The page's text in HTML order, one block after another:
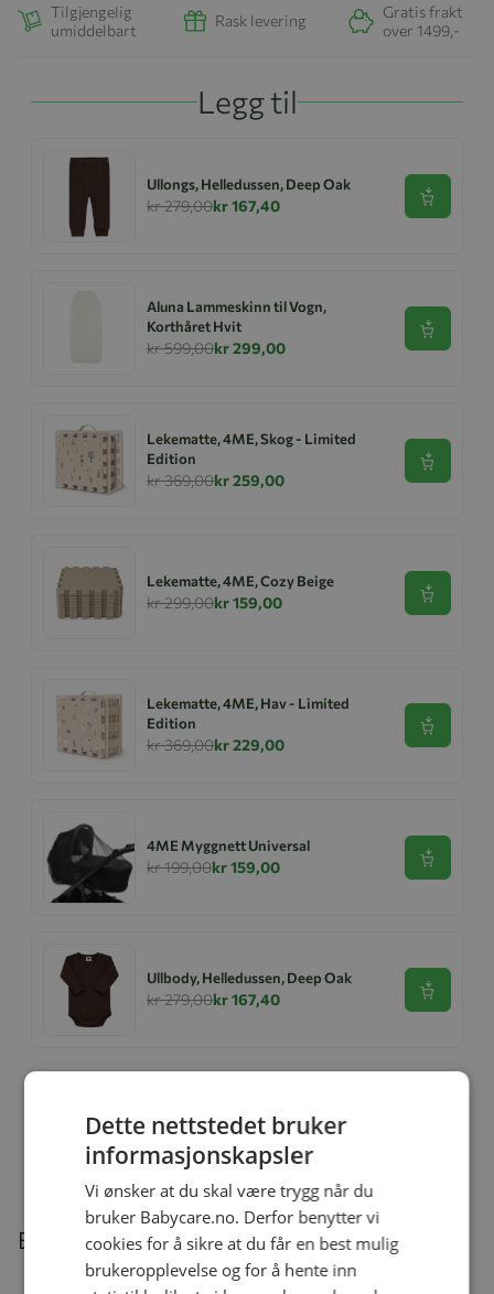
Tilgjengelig
umiddelbart
Rask levering
Gratis frakt
over 1499,-
Legg til
Ullongs, Helledussen, Deep Oak
kr 279,00kr 167,40 Se
Aluna Lammeskinn til Vogn,
Korthåret Hvit
kr 599,00kr 299,00
Se
Lekematte, 4ME, Skog - Limited
Edition
kr 369,00kr 259,00
Se
Lekematte, 4ME, Cozy Beige
kr 299,00kr 159,00 Se
Lekematte, 4ME, Hav - Limited
Edition
kr 369,00kr 229,00
Se
4ME Myggnett Universal
kr 199,00kr 159,00 Se
Ullbody, Helledussen, Deep Oak
kr 279,00kr 167,40 Se
kr 279,00kr 167,40
Beskrivelse
Dette nettstedet bruker
informasjonskapsler
Vi ønsker at du skal være trygg når du
bruker Babycare.no. Derfor benytter vi
cookies for å sikre at du får en best mulig
brukeropplevelse og for å hente inn